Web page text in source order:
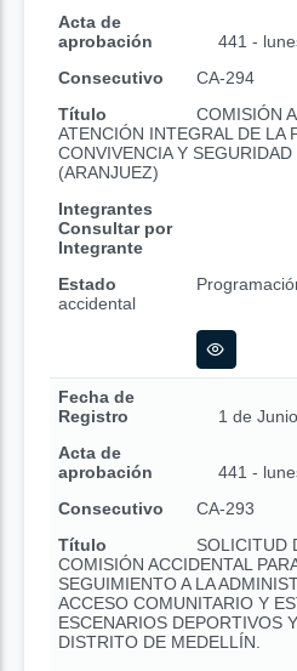
Acta de
aprobación
441 -
Consecutivo
CA-294
Título
COMISIÓN
ATENCIÓN INTEGRAL DE LA
CONVIVENCIA Y
(ARANJUEZ)
Integrantes
Consultar por
Integrante
Estado
accidental
Fecha de
Registro
1 de
Acta de
aprobación
441 -
Consecutivo
CA-293
Título
SOLICITUD
COMISIÓN ACCIDENTAL
SEGUIMIENTO A LA
ACCESO COMUNITARIO Y
ESCENARIOS DEPORTIVOS
DISTRITO DE MEDELLÍN.